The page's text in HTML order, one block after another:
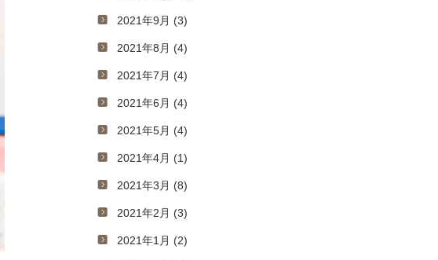
2021年9月 (3)
2021年8月 (4)
2021年7月 (4)
2021年6月 (4)
2021年5月 (4)
2021年4月 (1)
2021年3月 (8)
2021年2月 (3)
2021年1月 (2)